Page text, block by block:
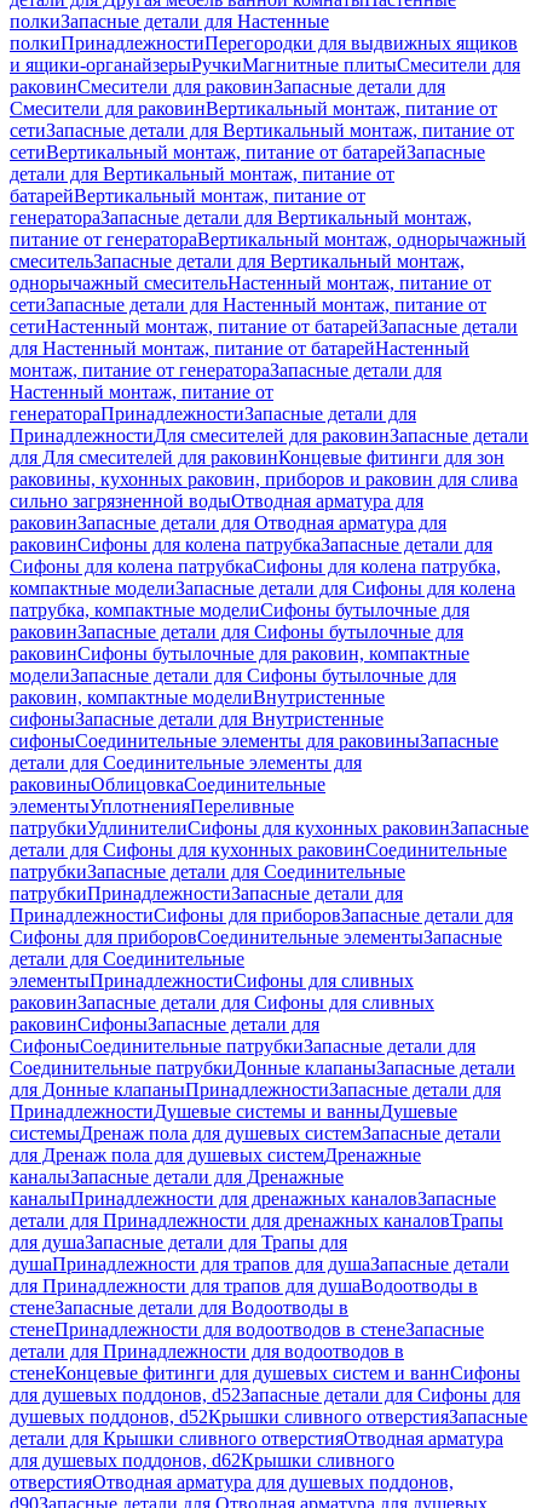
полкиЗапасные детали для Настенные
полкиПринадлежностиПерегородки для выдвижных ящиков
и ящики-органайзерыРучкиМагнитные плитыСмесители для
раковинСмесители для раковинЗапасные детали для
Смесители для раковинВертикальный монтаж, питание от
сетиЗапасные детали для Вертикальный монтаж, питание от
сетиВертикальный монтаж, питание от батарейЗапасные
детали для Вертикальный монтаж, питание от
батарейВертикальный монтаж, питание от
генератораЗапасные детали для Вертикальный монтаж,
питание от генератораВертикальный монтаж, однорычажный
смесительЗапасные детали для Вертикальный монтаж,
однорычажный смесительНастенный монтаж, питание от
сетиЗапасные детали для Настенный монтаж, питание от
сетиНастенный монтаж, питание от батарейЗапасные детали
для Настенный монтаж, питание от батарейНастенный
монтаж, питание от генератораЗапасные детали для
Настенный монтаж, питание от
генератораПринадлежностиЗапасные детали для
ПринадлежностиДля смесителей для раковинЗапасные детали
для Для смесителей для раковинКонцевые фитинги для зон
раковины, кухонных раковин, приборов и раковин для слива
сильно загрязненной водыОтводная арматура для
раковинЗапасные детали для Отводная арматура для
раковинСифоны для колена патрубкаЗапасные детали для
Сифоны для колена патрубкаСифоны для колена патрубка,
компактные моделиЗапасные детали для Сифоны для колена
патрубка, компактные моделиСифоны бутылочные для
раковинЗапасные детали для Сифоны бутылочные для
раковинСифоны бутылочные для раковин, компактные
моделиЗапасные детали для Сифоны бутылочные для
раковин, компактные моделиВнутристенные
сифоныЗапасные детали для Внутристенные
сифоныСоединительные элементы для раковиныЗапасные
детали для Соединительные элементы для
раковиныОблицовкаСоединительные
элементыУплотненияПереливные
патрубкиУдлинителиСифоны для кухонных раковинЗапасные
детали для Сифоны для кухонных раковинСоединительные
патрубкиЗапасные детали для Соединительные
патрубкиПринадлежностиЗапасные детали для
ПринадлежностиСифоны для приборовЗапасные детали для
Сифоны для приборовСоединительные элементыЗапасные
детали для Соединительные
элементыПринадлежностиСифоны для сливных
раковинЗапасные детали для Сифоны для сливных
раковинСифоныЗапасные детали для
СифоныСоединительные патрубкиЗапасные детали для
Соединительные патрубкиДонные клапаныЗапасные детали
для Донные клапаныПринадлежностиЗапасные детали для
ПринадлежностиДушевые системы и ванныДушевые
системыДренаж пола для душевых системЗапасные детали
для Дренаж пола для душевых системДренажные
каналыЗапасные детали для Дренажные
каналыПринадлежности для дренажных каналовЗапасные
детали для Принадлежности для дренажных каналовТрапы
для душаЗапасные детали для Трапы для
душаПринадлежности для трапов для душаЗапасные детали
для Принадлежности для трапов для душаВодоотводы в
стенеЗапасные детали для Водоотводы в
стенеПринадлежности для водоотводов в стенеЗапасные
детали для Принадлежности для водоотводов в
стенеКонцевые фитинги для душевых систем и ваннСифоны
для душевых поддонов, d52Запасные детали для Сифоны для
душевых поддонов, d52Крышки сливного отверстияЗапасные
детали для Крышки сливного отверстияОтводная арматура
для душевых поддонов, d62Крышки сливного
отверстияОтводная арматура для душевых поддонов,
d90Запасные детали для Отводная арматура для душевых